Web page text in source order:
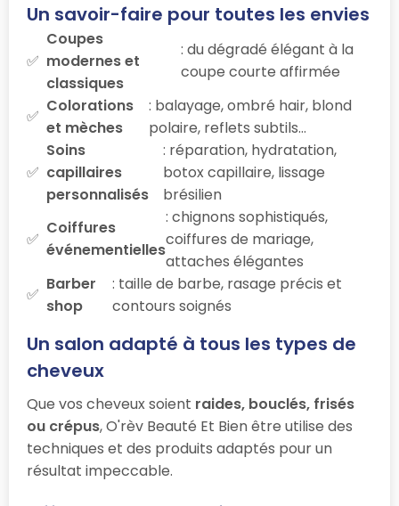
Un savoir-faire pour toutes les envies
Coupes
modernes et
classiques
: du dégradé élégant à la
coupe courte affirmée
Colorations
et mèches
: balayage, ombré hair, blond
polaire, reflets subtils…
Soins
capillaires
personnalisés
: réparation, hydratation,
botox capillaire, lissage
brésilien
Coiffures
événementielles
: chignons sophistiqués,
coiffures de mariage,
attaches élégantes
Barber
shop
: taille de barbe, rasage précis et
contours soignés
Un salon adapté à tous les types de
cheveux
Que vos cheveux soient raides, bouclés, frisés
ou crépus, O'rèv Beauté Et Bien être utilise des
techniques et des produits adaptés pour un
résultat impeccable.